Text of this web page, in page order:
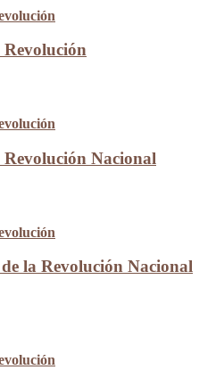
Nacional
la Revolución Nacional